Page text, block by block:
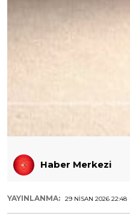
Haber Merkezi
YAYINLANMA: 29 NISAN 2026 22:48